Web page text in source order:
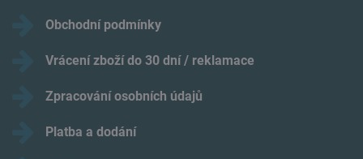
Obchodní podmínky
Vrácení zboží do 30 dní / reklamace
Zpracování osobních údajů
Platba a dodání